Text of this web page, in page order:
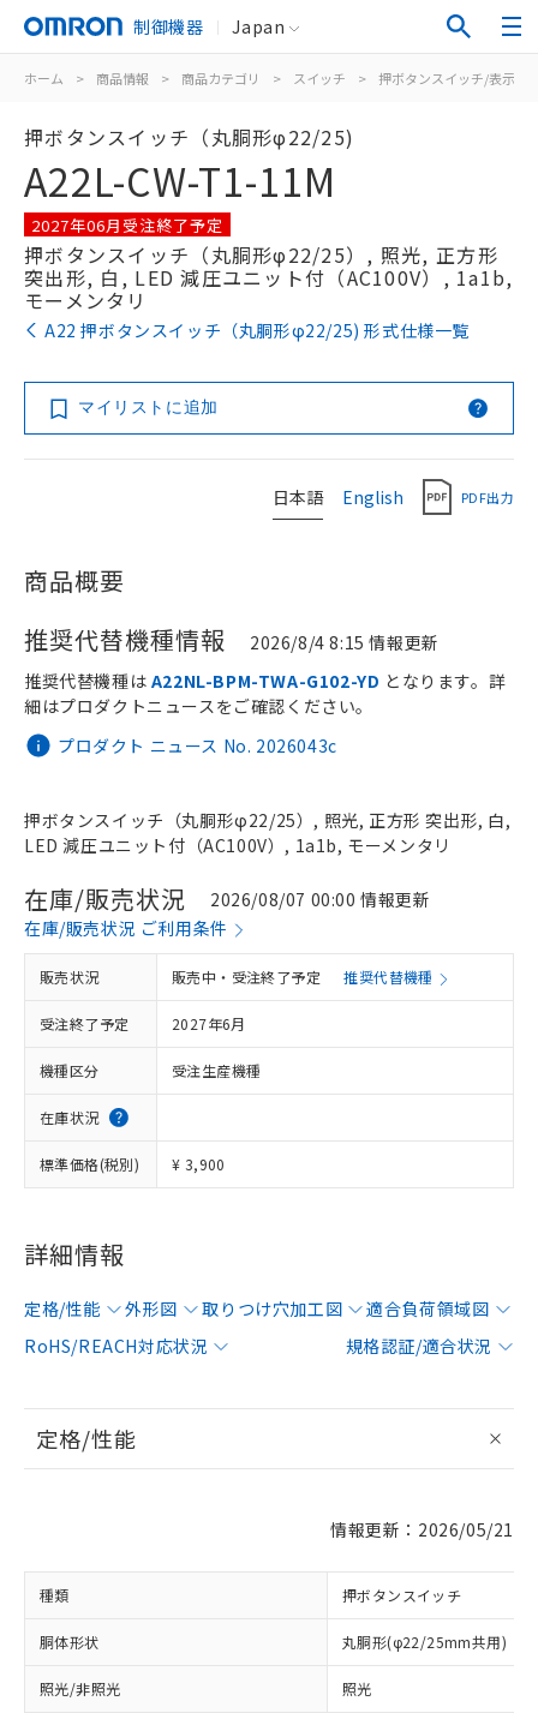
制御機器 Japan
ホーム > 商品情報 > 商品カテゴリ > スイッチ > 押ボタンスイッチ/表示灯
押ボタンスイッチ（丸胴形φ22/25)
A22L-CW-T1-11M
2027年06月受注終了予定
押ボタンスイッチ（丸胴形φ22/25）, 照光, 正方形
突出形, 白, LED 減圧ユニット付（AC100V）, 1a1b,
モーメンタリ
A22 押ボタンスイッチ（丸胴形φ22/25) 形式仕様一覧
マイリストに追加
日本語 English PDF出力
商品概要
推奨代替機種情報
2026/8/4 8:15 情報更新
プロダクト ニュース No. 2026043c
推奨代替機種は A22NL-BPM-TWA-G102-YD となります。詳
細はプロダクトニュースをご確認ください。
押ボタンスイッチ（丸胴形φ22/25）, 照光, 正方形 突出形, 白,
LED 減圧ユニット付（AC100V）, 1a1b, モーメンタリ
在庫/販売状況
2026/08/07 00:00 情報更新
在庫/販売状況 ご利用条件
販売状況 販売中・受注終了予定 推奨代替機種
受注終了予定 2027年6月
機種区分 受注生産機種
在庫状況
標準価格(税別) ¥ 3,900
詳細情報
定格/性能 外形図 取りつけ穴加工図
適合負荷領域図
RoHS/REACH対応状況
規格認証/適合状況
定格/性能
情報更新：2026/05/21
種類 押ボタンスイッチ
胴体形状 丸胴形(φ22/25mm共用)
照光/非照光 照光